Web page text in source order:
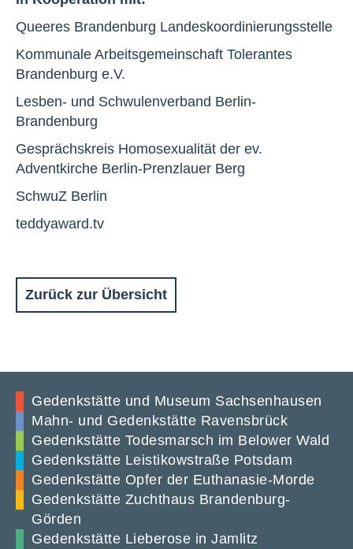
Queeres Brandenburg Landeskoordinierungsstelle
Kommunale Arbeitsgemeinschaft Tolerantes
Brandenburg e.V.
Lesben- und Schwulenverband Berlin-
Brandenburg
Gesprächskreis Homosexualität der ev.
Adventkirche Berlin-Prenzlauer Berg
SchwuZ Berlin
teddyaward.tv
Zurück zur Übersicht
Gedenkstätte und Museum Sachsenhausen
Mahn- und Gedenkstätte Ravensbrück
Gedenkstätte Todesmarsch im Belower Wald
Gedenkstätte Leistikowstraße Potsdam
Gedenkstätte Opfer der Euthanasie-Morde
Gedenkstätte Zuchthaus Brandenburg-
Görden
Gedenkstätte Lieberose in Jamlitz